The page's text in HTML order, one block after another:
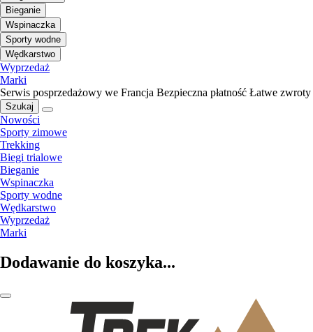
Bieganie
Wspinaczka
Sporty wodne
Wędkarstwo
Wyprzedaż
Marki
Serwis posprzedażowy we Francja Bezpieczna płatność Łatwe zwroty
Szukaj
Nowości
Sporty zimowe
Trekking
Biegi trialowe
Bieganie
Wspinaczka
Sporty wodne
Wędkarstwo
Wyprzedaż
Marki
Dodawanie do koszyka...